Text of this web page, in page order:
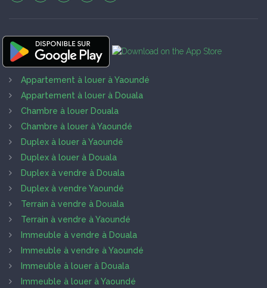
Appartement à louer à Yaoundé
Appartement à louer à Douala
Chambre à louer Douala
Chambre à louer à Yaoundé
Duplex à louer à Yaoundé
Duplex à louer à Douala
Duplex à vendre à Douala
Duplex à vendre Yaoundé
Terrain à vendre à Douala
Terrain à vendre à Yaoundé
Immeuble à vendre à Douala
Immeuble à vendre à Yaoundé
Immeuble à louer à Douala
Immeuble à louer à Yaoundé